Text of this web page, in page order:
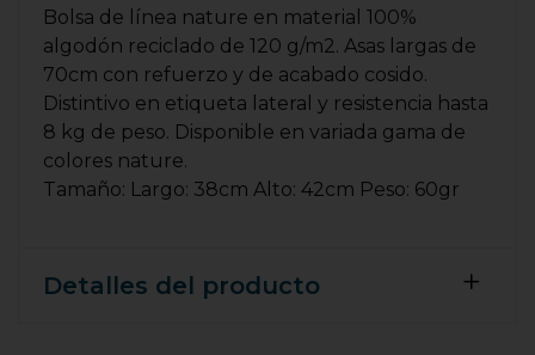
Bolsa de línea nature en material 100%
algodón reciclado de 120 g/m2. Asas largas de
70cm con refuerzo y de acabado cosido.
Distintivo en etiqueta lateral y resistencia hasta
8 kg de peso. Disponible en variada gama de
colores nature.
Tamaño: Largo: 38cm Alto: 42cm Peso: 60gr
Detalles del producto